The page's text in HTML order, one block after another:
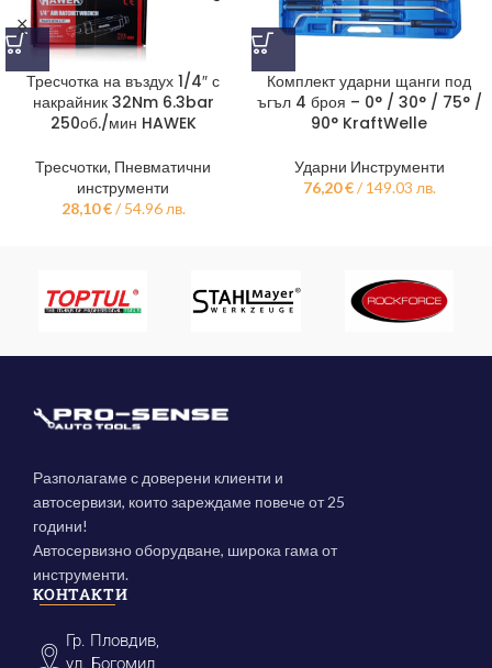
Тресчотка на въздух 1/4″ с
накрайник 32Nm 6.3bar
250об./мин HAWEK
Тресчотки, Пневматични
инструменти
28,10€ / 54.96 лв.
Комплект ударни щанги под
ъгъл 4 броя – 0° / 30° / 75° /
90° KraftWelle
Ударни Инструменти
76,20€ / 149.03 лв.
Разполагаме с доверени клиенти и
автосервизи, които зареждаме повече от 25
години!
Автосервизно оборудване, широка гама от
инструменти.
КОНТАКТИ
Гр. Пловдив,
ул. Богомил